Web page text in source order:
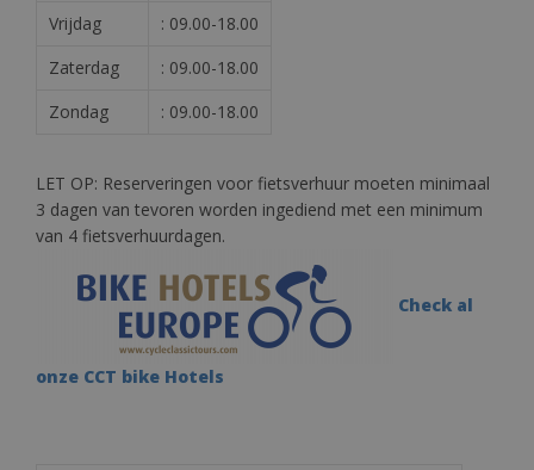
Vrijdag
: 09.00-18.00
Zaterdag
: 09.00-18.00
Zondag
: 09.00-18.00
LET OP: Reserveringen voor fietsverhuur moeten minimaal
3 dagen van tevoren worden ingediend met een minimum
van 4 fietsverhuurdagen.
Check al
onze CCT bike Hotels